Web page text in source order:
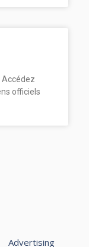
Accédez
officiels
Advertising